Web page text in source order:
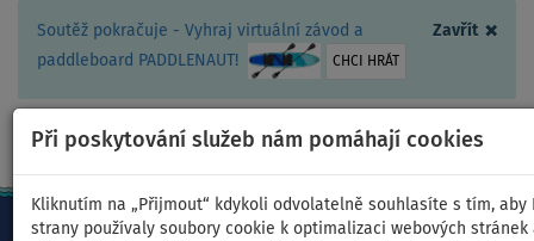
Zavřít ×
Soutěž pokračuje - Vyhraj virtuální závod a
paddleboard PADDLENAUT!
CHCI HRÁT
Při poskytování služeb nám pomáhají cookies
Kliknutím na „Přijmout“ kdykoli odvolatelně souhlasíte s tím, aby
strany používaly soubory cookie k optimalizaci webových stránek
CZ/Kč +420 467 409 090 0ks